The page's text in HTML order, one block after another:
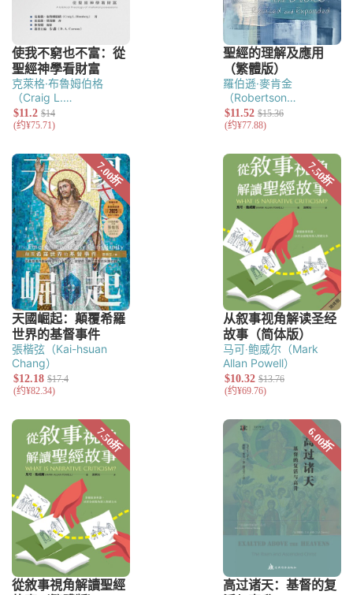
克萊格·布魯姆伯格
（Craig L.
Blomberg）
羅伯遜·麥肯金
（Robertson
McQuilkin）
張楷弦（Kai-hsuan
Chang）
马可‧鲍威尔（Mark
Allan Powell）